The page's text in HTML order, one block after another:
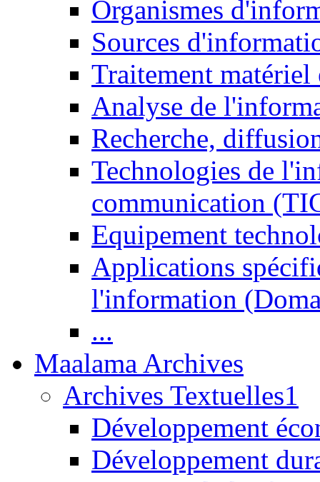
Organismes
Sources
Traitement matériel
Analyse de
Recherche,
Technologies de
communication
Equipement
Applications
l'information
...
Maalama Archives
Archives Textuelles1
Développement
Développement